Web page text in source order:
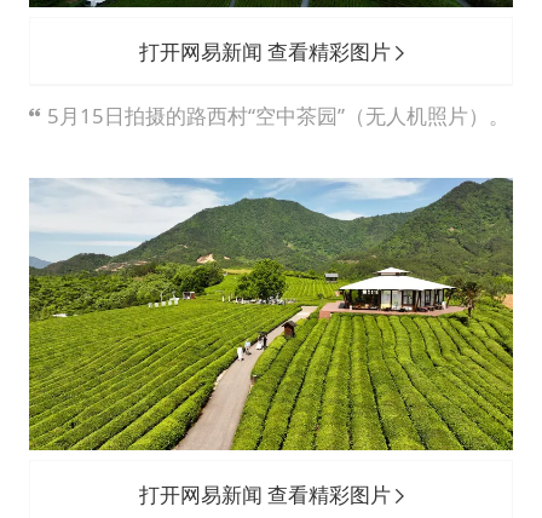
打开网易新闻 查看精彩图片
5月15日拍摄的路西村“空中茶园”（无人机照片）。
打开网易新闻 查看精彩图片